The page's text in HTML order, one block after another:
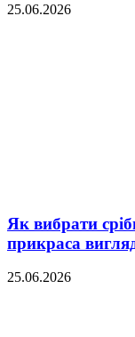
25.06.2026
Як вибрати
прикраса
25.06.2026